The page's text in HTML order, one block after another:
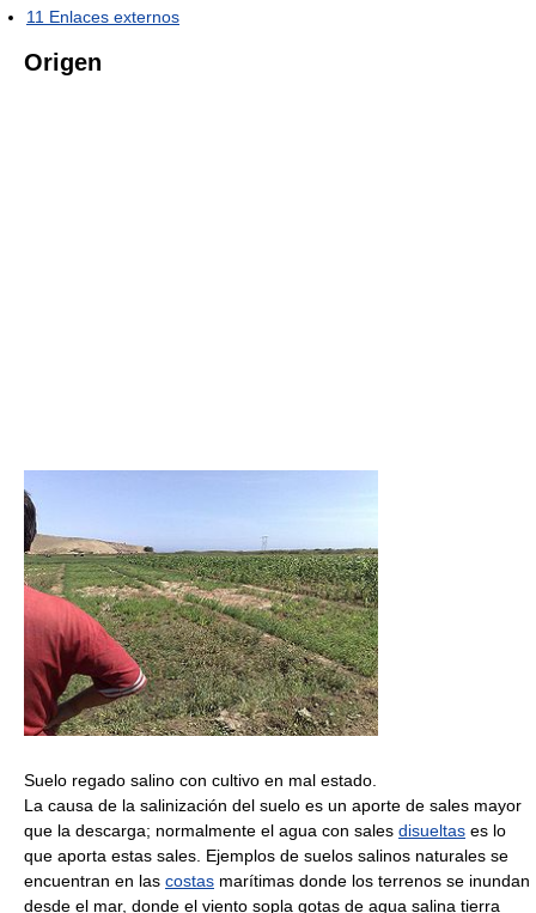
11 Enlaces externos
Origen
Suelo regado salino con cultivo en mal estado.
La causa de la salinización del suelo es un aporte de sales mayor
que la descarga; normalmente el agua con sales disueltas es lo
que aporta estas sales. Ejemplos de suelos salinos naturales se
encuentran en las costas marítimas donde los terrenos se inundan
desde el mar, donde el viento sopla gotas de agua salina tierra